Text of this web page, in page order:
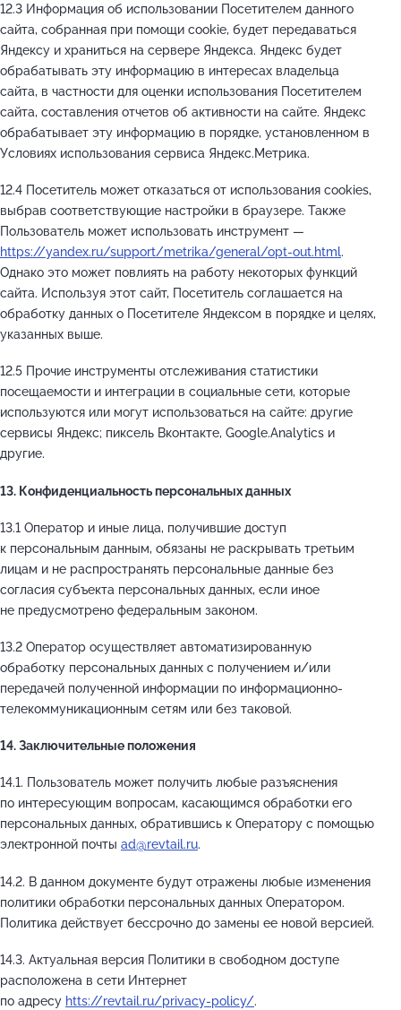
12.3 Информация об использовании Посетителем данного
сайта, собранная при помощи cookie, будет передаваться
Яндексу и храниться на сервере Яндекса. Яндекс будет
обрабатывать эту информацию в интересах владельца
сайта, в частности для оценки использования Посетителем
сайта, составления отчетов об активности на сайте. Яндекс
обрабатывает эту информацию в порядке, установленном в
Условиях использования сервиса Яндекс.Метрика.
12.4 Посетитель может отказаться от использования cookies,
выбрав соответствующие настройки в браузере. Также
Пользователь может использовать инструмент —
https://yandex.ru/support/metrika/general/opt-out.html.
Однако это может повлиять на работу некоторых функций
сайта. Используя этот сайт, Посетитель соглашается на
обработку данных о Посетителе Яндексом в порядке и целях,
указанных выше.
12.5 Прочие инструменты отслеживания статистики
посещаемости и интеграции в социальные сети, которые
используются или могут использоваться на сайте: другие
сервисы Яндекс; пиксель Вконтакте, Google.Analytics и
другие.
13. Конфиденциальность персональных данных
13.1 Оператор и иные лица, получившие доступ
к персональным данным, обязаны не раскрывать третьим
лицам и не распространять персональные данные без
согласия субъекта персональных данных, если иное
не предусмотрено федеральным законом.
13.2 Оператор осуществляет автоматизированную
обработку персональных данных с получением и/или
передачей полученной информации по информационно-
телекоммуникационным сетям или без таковой.
14. Заключительные положения
14.1. Пользователь может получить любые разъяснения
по интересующим вопросам, касающимся обработки его
персональных данных, обратившись к Оператору с помощью
электронной почты ad@revtail.ru.
14.2. В данном документе будут отражены любые изменения
политики обработки персональных данных Оператором.
Политика действует бессрочно до замены ее новой версией.
14.3. Актуальная версия Политики в свободном доступе
расположена в сети Интернет
по адресу htts://revtail.ru/privacy-policy/.